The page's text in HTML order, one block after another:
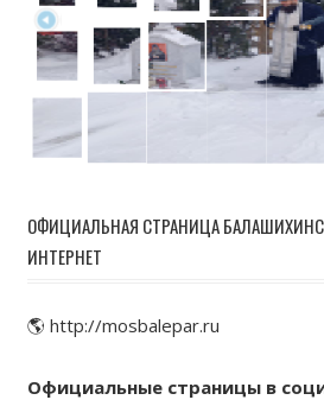
ОФИЦИАЛЬНАЯ СТРАНИЦА
ИНТЕРНЕТ
🌎 http://mosbalepar.ru
Официальные страницы в